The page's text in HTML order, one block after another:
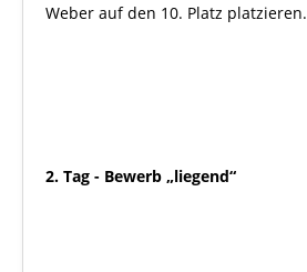
Weber auf den 10. Platz platzieren.
2. Tag - Bewerb „liegend“